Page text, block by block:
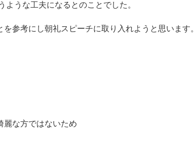
うな工夫になるとのことでした。
参考にし朝礼スピーチに取り入れようと思います。
麗な方ではないため